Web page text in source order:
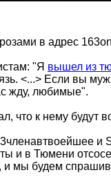
в адрес
"Я вышел из
<...> Если вы
жду, любимые".
что к нему
и в Тюмени
и мы будем